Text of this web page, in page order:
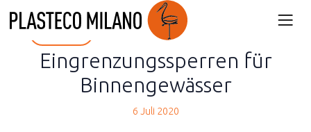
back
Eingrenzungssperren für
Binnengewässer
6 Juli 2020